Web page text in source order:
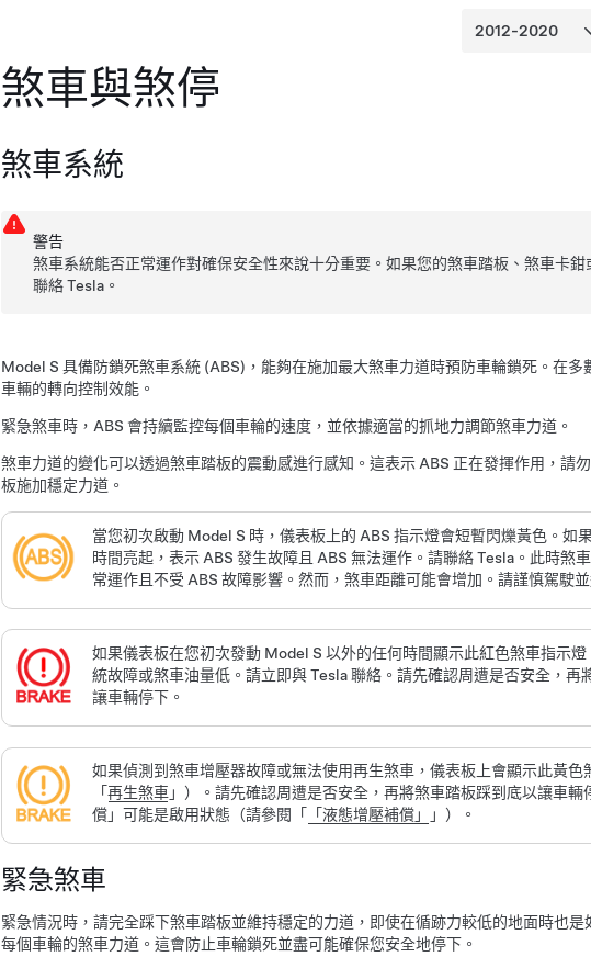
煞車與煞停
煞車系統
警告
煞車系統能否正常運作對確保安全性來說十分重要。如果您的煞車踏板、煞車卡鉗
聯絡 Tesla。
Model S 具備防鎖死煞車系統 (ABS)，能夠在施加最大煞車力道時預防車輪鎖死。在
車輛的轉向控制效能。
緊急煞車時，ABS 會持續監控每個車輪的速度，並依據適當的抓地力調節煞車力道。
煞車力道的變化可以透過煞車踏板的震動感進行感知。這表示 ABS 正在發揮作用，請
板施加穩定力道。
當您初次啟動 Model S 時， 儀表板上的 ABS 指示燈會短暫閃爍黃色。如
時間亮起，表示 ABS 發生故障且 ABS 無法運作。請聯絡 Tesla。此時煞
常運作且不受 ABS 故障影響。然而，煞車距離可能會增加。請謹慎駕駛並
如果儀表板在您初次發動 Model S 以外的任何時間顯示此紅色煞車指示
統故障或煞車油量低。請立即與 Tesla 聯絡。請先確認周遭是否安全，再
讓車輛停下。
如果偵測到煞車增壓器故障或無法使用再生煞車， 儀表板上會顯示此黃色
「再生煞車 」）。請先確認周遭是否安全，再將煞車踏板踩到底以讓車輛
償」可能是啟用狀態（請參閱「
「液態增壓補償」 」）。
緊急煞車
緊急情況時，請完全踩下煞車踏板並維持穩定的力道，即使在循跡力較低的地面時也
每個車輪的煞車力道。這會防止車輪鎖死並盡可能確保您安全地停下。